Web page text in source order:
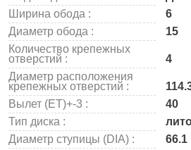
Ширина обода :
6
Диаметр обода :
15
Количество крепежных
отверстий :
4
Диаметр расположения
крепежных отверстий :
Вылет (ET)+-3 :
40
Тип диска :
Диаметр ступицы (DIA) :
66.1